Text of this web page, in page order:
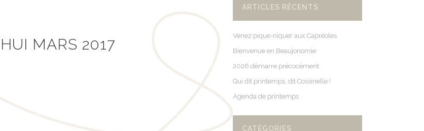
MARS 2017
ARTICLES RÉCENTS
Venez pique-niquer aux Capréoles
Bienvenue en Beaujonomie
2026 démarre précocément
Qui dit printemps, dit Cossinelle !
Agenda de printemps
CATÉGORIES